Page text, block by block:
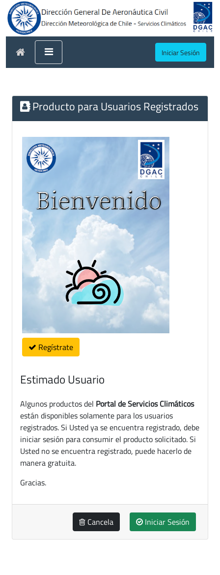
Iniciar Sesión
Producto para Usuarios Registrados
Regístrate
Estimado Usuario
Algunos productos del Portal de Servicios Climáticos
están disponibles solamente para los usuarios
registrados. Si Usted ya se encuentra registrado, debe
iniciar sesión para consumir el producto solicitado. Si
Usted no se encuentra registrado, puede hacerlo de
manera gratuita.
Gracias.
Cancela Iniciar Sesión